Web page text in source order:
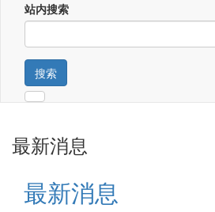
站内搜索
搜索
最新消息
最新消息